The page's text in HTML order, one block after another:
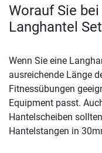
Worauf Sie
Langhantel
Wenn Sie eine
ausreichende Länge
Fitnessübungen
Equipment passt.
Hantelscheiben
Hantelstangen in